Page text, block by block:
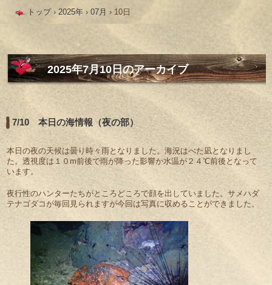
へ
ス
キ
ッ
プ
トップ › 2025年 › 07月 › 10日
2025年7月10日のアーカイブ
7/10 本日の海情報（夜の部）
本日の夜の天候は曇り時々雨となりました。海況はべた凪となりまし
た。透視度は１０m前後で雨が降った影響か水温が２４℃前後となって
います。
夜行性のハンターたちがところどころで顔を出していました。サメハダ
テナゴダコが毎回見られますが今回は写真に収めることができました。